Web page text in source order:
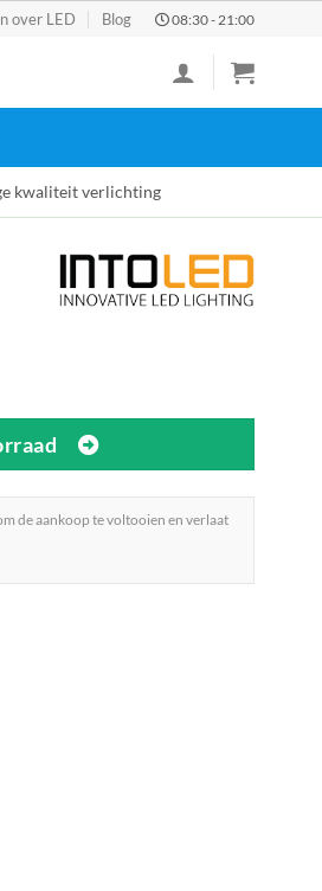
over LED Blog 08:30 - 21:00
kwaliteit verlichting
de aankoop te voltooien en verlaat